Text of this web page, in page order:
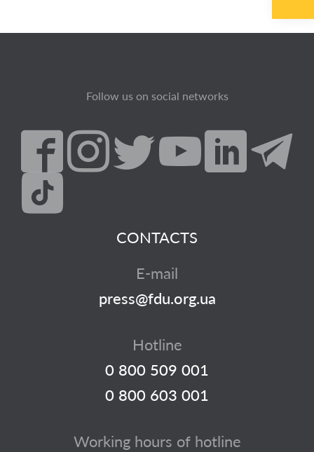
Follow us on social networks
CONTACTS
E-mail
press@fdu.org.ua
Hotline
0 800 509 001
0 800 603 001
Working hours of hotline